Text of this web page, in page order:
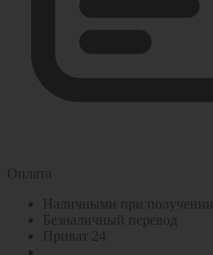
Оплата
Наличными при получении
Безналичный перевод
Приват 24